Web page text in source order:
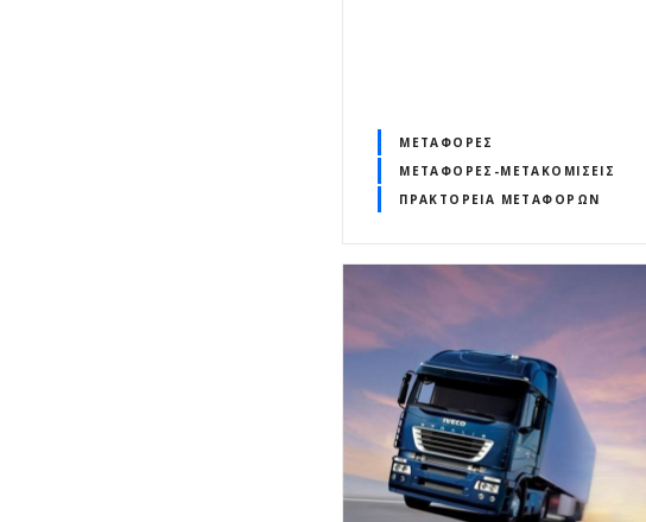
ΜΕΤΑΦΟΡΈΣ
ΜΕΤΑΦΟΡΈΣ-ΜΕΤΑΚΟΜΊΣΕΙΣ
ΠΡΑΚΤΟΡΕΊΑ ΜΕΤΑΦΟΡΏΝ